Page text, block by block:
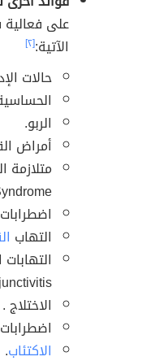
الآتية:[٢]
حالات
الربو.
أمراض
التهاب
الاختلاج .
الاكتئاب.